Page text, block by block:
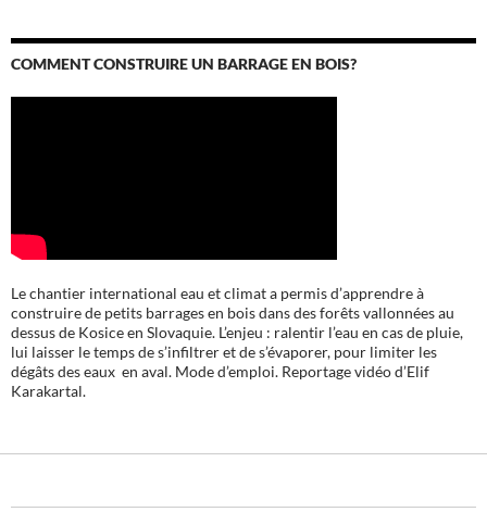
COMMENT CONSTRUIRE UN BARRAGE EN BOIS?
Le chantier international eau et climat a permis d’apprendre à
construire de petits barrages en bois dans des forêts vallonnées au
dessus de Kosice en Slovaquie. L’enjeu : ralentir l’eau en cas de pluie,
lui laisser le temps de s’infiltrer et de s’évaporer, pour limiter les
dégâts des eaux en aval. Mode d’emploi. Reportage vidéo d’Elif
Karakartal.